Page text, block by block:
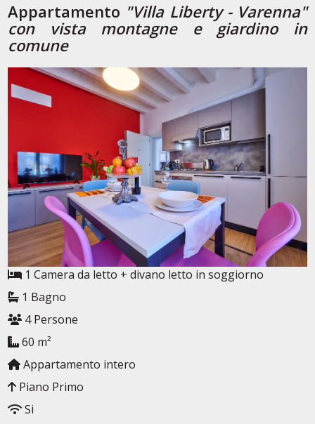
Appartamento "Villa Liberty - Varenna"
con vista montagne e giardino in
comune
1 Camera da letto + divano letto in soggiorno
1 Bagno
4 Persone
60 m²
Appartamento intero
Piano Primo
Si